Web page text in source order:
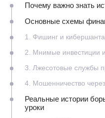
Почему важно знать
Основные схемы
1. Фишинг и
2. Мнимые инвестиции
3. Лжесотовые службы
4. Мошенничество
Реальные истории
уроки